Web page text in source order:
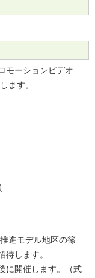
モーションビデオ
ます。
進モデル地区の篠
待します。
に開催します。（式